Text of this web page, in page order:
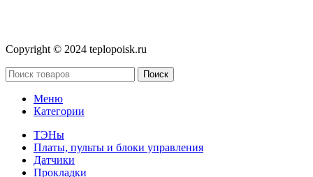
Copyright © 2024 teplopoisk.ru
Поиск
Меню
Категории
ТЭНы
Платы, пульты и блоки управления
Датчики
Прокладки